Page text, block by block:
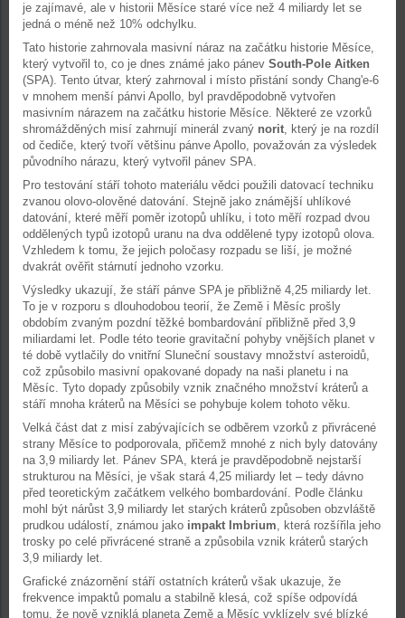
je zajímavé, ale v historii Měsíce staré více než 4 miliardy let se
jedná o méně než 10% odchylku.
Tato historie zahrnovala masivní náraz na začátku historie Měsíce,
který vytvořil to, co je dnes známé jako pánev South-Pole Aitken
(SPA). Tento útvar, který zahrnoval i místo přistání sondy Chang'e-6
v mnohem menší pánvi Apollo, byl pravděpodobně vytvořen
masivním nárazem na začátku historie Měsíce. Některé ze vzorků
shromážděných misí zahrnují minerál zvaný norit, který je na rozdíl
od čediče, který tvoří většinu pánve Apollo, považován za výsledek
původního nárazu, který vytvořil pánev SPA.
Pro testování stáří tohoto materiálu vědci použili datovací techniku
zvanou olovo-olověné datování. Stejně jako známější uhlíkové
datování, které měří poměr izotopů uhlíku, i toto měří rozpad dvou
oddělených typů izotopů uranu na dva oddělené typy izotopů olova.
Vzhledem k tomu, že jejich poločasy rozpadu se liší, je možné
dvakrát ověřit stárnutí jednoho vzorku.
Výsledky ukazují, že stáří pánve SPA je přibližně 4,25 miliardy let.
To je v rozporu s dlouhodobou teorií, že Země i Měsíc prošly
obdobím zvaným pozdní těžké bombardování přibližně před 3,9
miliardami let. Podle této teorie gravitační pohyby vnějších planet v
té době vytlačily do vnitřní Sluneční soustavy množství asteroidů,
což způsobilo masivní opakované dopady na naši planetu i na
Měsíc. Tyto dopady způsobily vznik značného množství kráterů a
stáří mnoha kráterů na Měsíci se pohybuje kolem tohoto věku.
Velká část dat z misí zabývajících se odběrem vzorků z přivrácené
strany Měsíce to podporovala, přičemž mnohé z nich byly datovány
na 3,9 miliardy let. Pánev SPA, která je pravděpodobně nejstarší
strukturou na Měsíci, je však stará 4,25 miliardy let – tedy dávno
před teoretickým začátkem velkého bombardování. Podle článku
mohl být nárůst 3,9 miliardy let starých kráterů způsoben obzvláště
prudkou událostí, známou jako impakt Imbrium, která rozšířila jeho
trosky po celé přivrácené straně a způsobila vznik kráterů starých
3,9 miliardy let.
Grafické znázornění stáří ostatních kráterů však ukazuje, že
frekvence impaktů pomalu a stabilně klesá, což spíše odpovídá
tomu, že nově vzniklá planeta Země a Měsíc vyklízely své blízké